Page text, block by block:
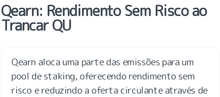
Qearn: Rendimento Sem Risco ao
Trancar QU
Qearn aloca uma parte das emissões para um
pool de staking, oferecendo rendimento sem
risco e reduzindo a oferta circulante através de